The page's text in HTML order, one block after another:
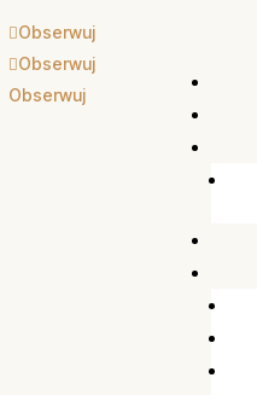
Obserwuj
Obserwuj
Obserwuj